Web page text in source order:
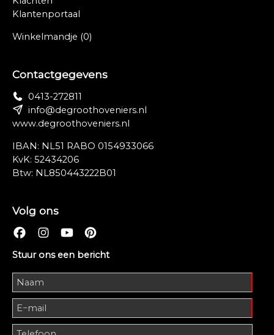
Klantenportaal
Winkelmandje (0)
Contactgegevens
0413-272811
info@degroothoveniers.nl
www.degroothoveniers.nl
IBAN: NL51 RABO 0154933066
KvK: 52434206
Btw: NL850443222B01
Volg ons
Stuur ons een bericht